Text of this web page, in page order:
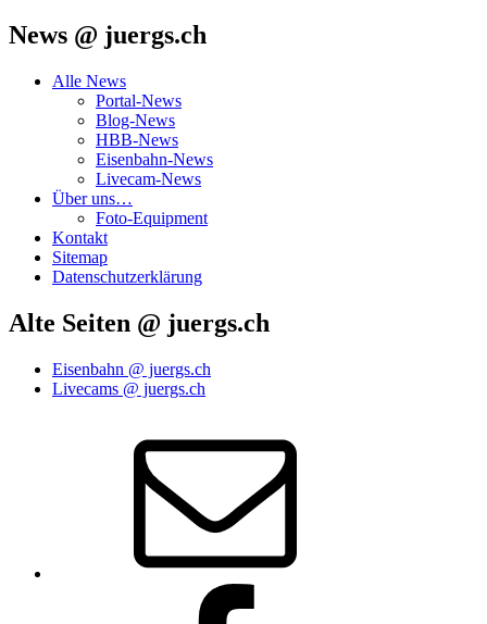
News @ juergs.ch
Alle News
Portal-News
Blog-News
HBB-News
Eisenbahn-News
Livecam-News
Über uns…
Foto-Equipment
Kontakt
Sitemap
Datenschutzerklärung
Alte Seiten @ juergs.ch
Eisenbahn @ juergs.ch
Livecams @ juergs.ch